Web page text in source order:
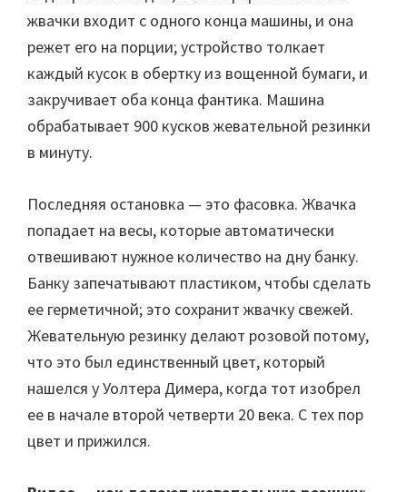
жвачки входит с одного конца машины, и она
режет его на порции; устройство толкает
каждый кусок в обертку из вощенной бумаги, и
закручивает оба конца фантика. Машина
обрабатывает 900 кусков жевательной резинки
в минуту.
Последняя остановка — это фасовка. Жвачка
попадает на весы, которые автоматически
отвешивают нужное количество на дну банку.
Банку запечатывают пластиком, чтобы сделать
ее герметичной; это сохранит жвачку свежей.
Жевательную резинку делают розовой потому,
что это был единственный цвет, который
нашелся у Уолтера Димера, когда тот изобрел
ее в начале второй четверти 20 века. С тех пор
цвет и прижился.